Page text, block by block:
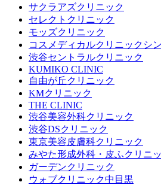
サクラアズクリニック
セレクトクリニック
モッズクリニック
コスメディカルクリニックシ
渋谷セントラルクリニック
KUMIKO CLINIC
自由が丘クリニック
KMクリニック
THE CLINIC
渋谷美容外科クリニック
渋谷DSクリニック
東京美容皮膚科クリニック
みやた形成外科・皮ふクリニ
ガーデンクリニック
ウォブクリニック中目黒